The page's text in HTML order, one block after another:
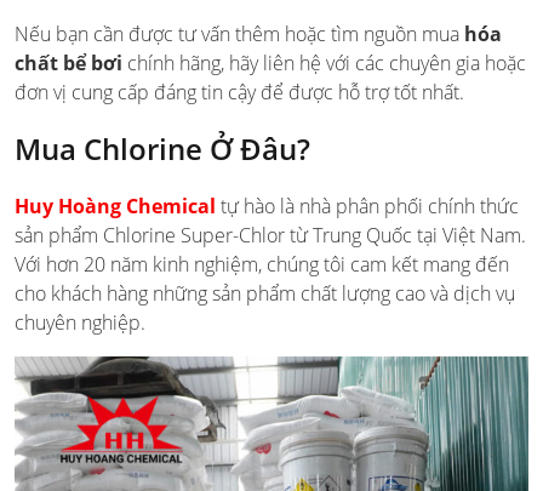
Nếu bạn cần được tư vấn thêm hoặc tìm nguồn mua hóa
chất bể bơi chính hãng, hãy liên hệ với các chuyên gia hoặc
đơn vị cung cấp đáng tin cậy để được hỗ trợ tốt nhất.
Mua Chlorine Ở Đâu?
Huy Hoàng Chemical tự hào là nhà phân phối chính thức
sản phẩm Chlorine Super-Chlor từ Trung Quốc tại Việt Nam.
Với hơn 20 năm kinh nghiệm, chúng tôi cam kết mang đến
cho khách hàng những sản phẩm chất lượng cao và dịch vụ
chuyên nghiệp.